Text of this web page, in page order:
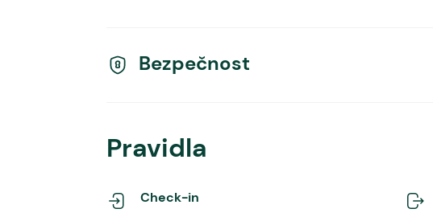
Bezpečnost
Pravidla
Check-in